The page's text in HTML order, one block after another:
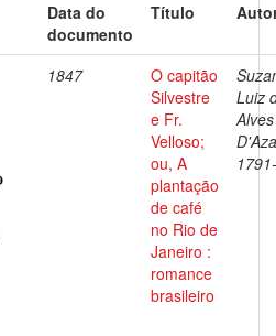
Data do
documento
Título
1847
O capitão
Silvestre
e Fr.
Velloso;
ou, A
plantação
de café
no Rio de
Janeiro :
romance
brasileiro
Luiz
Alves